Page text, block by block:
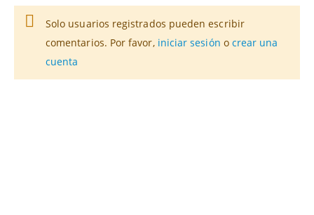
Solo usuarios registrados pueden escribir
comentarios. Por favor, iniciar sesión o crear una
cuenta